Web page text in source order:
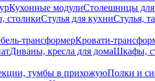
Кухонные модулиСтолешницы
столикиСтулья для кухниСтулья,
трансформерКровати-
Диваны, кресла для домаШкафы,
тумбы в прихожуюПолки и